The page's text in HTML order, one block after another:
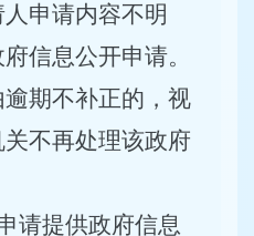
申请内容不明
信息公开申请。
期不补正的，视
不再处理该政府
请提供政府信息